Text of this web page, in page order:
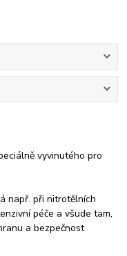
vyvinutého pro
např. při nitrotělních
péče a všude tam,
a bezpečnost